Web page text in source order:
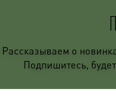
Рассказываем о
Подпишитесь,